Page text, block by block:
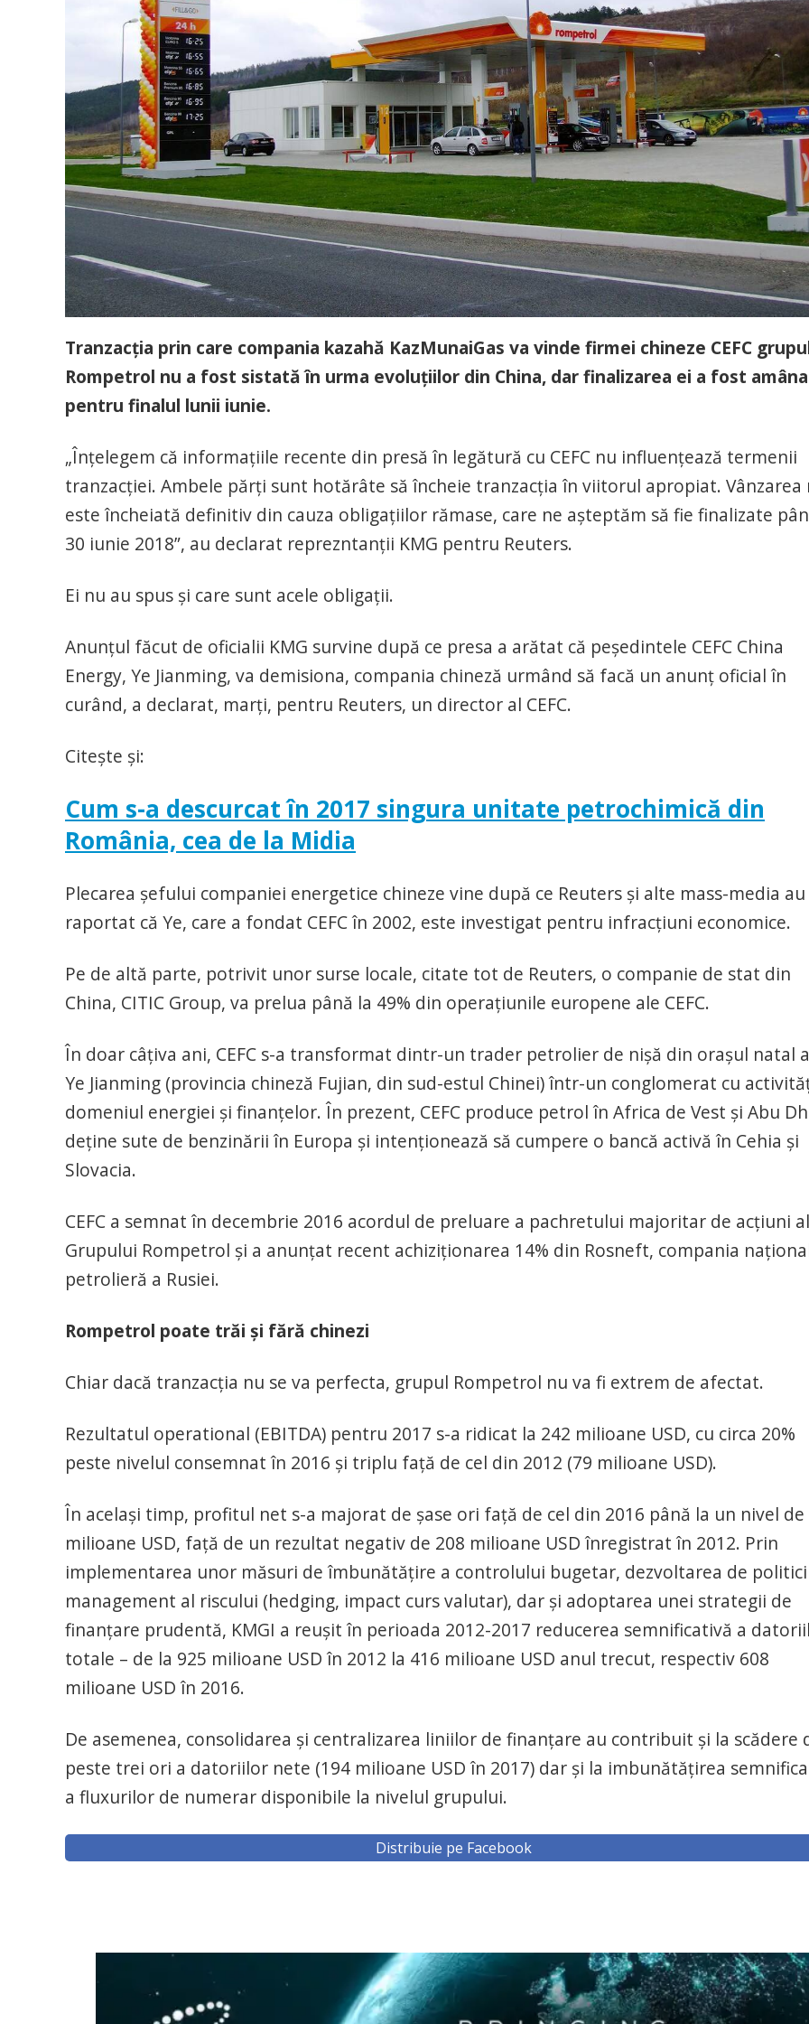
Tranzacţia prin care compania kazahă KazMunaiGas va vinde firmei chineze CEFC
Rompetrol nu a fost sistată în urma evoluţiilor din China, dar finalizarea ei a fost
pentru finalul lunii iunie.
„Înțelegem că informațiile recente din presă în legătură cu CEFC nu influențează termenii
tranzacției. Ambele părți sunt hotărâte să încheie tranzacția în viitorul apropiat. Vânzarea
este încheiată definitiv din cauza obligațiilor rămase, care ne așteptăm să fie finalizate
30 iunie 2018”, au declarat reprezntanții KMG pentru Reuters.
Ei nu au spus şi care sunt acele obligaţii.
Anunţul făcut de oficialii KMG survine după ce presa a arătat că peşedintele CEFC China
Energy, Ye Jianming, va demisiona, compania chineză urmând să facă un anunţ oficial în
curând, a declarat, marţi, pentru Reuters, un director al CEFC.
Citeşte şi:
Cum s-a descurcat în 2017 singura unitate petrochimică din
România, cea de la Midia
Plecarea şefului companiei energetice chineze vine după ce Reuters şi alte mass-media au
raportat că Ye, care a fondat CEFC în 2002, este investigat pentru infracţiuni economice.
Pe de altă parte, potrivit unor surse locale, citate tot de Reuters, o companie de stat din
China, CITIC Group, va prelua până la 49% din operaţiunile europene ale CEFC.
În doar câţiva ani, CEFC s-a transformat dintr-un trader petrolier de nişă din oraşul natal
Ye Jianming (provincia chineză Fujian, din sud-estul Chinei) într-un conglomerat cu
domeniul energiei şi finanţelor. În prezent, CEFC produce petrol în Africa de Vest şi Abu
deţine sute de benzinării în Europa şi intenţionează să cumpere o bancă activă în Cehia şi
Slovacia.
CEFC a semnat în decembrie 2016 acordul de preluare a pachretului majoritar de acţiuni al
Grupului Rompetrol şi a anunţat recent achiziţionarea 14% din Rosneft, compania
petrolieră a Rusiei.
Rompetrol poate trăi şi fără chinezi
Chiar dacă tranzacţia nu se va perfecta, grupul Rompetrol nu va fi extrem de afectat.
Rezultatul operational (EBITDA) pentru 2017 s-a ridicat la 242 milioane USD, cu circa 20%
peste nivelul consemnat în 2016 și triplu față de cel din 2012 (79 milioane USD).
În același timp, profitul net s-a majorat de șase ori față de cel din 2016 până la un nivel de
milioane USD, față de un rezultat negativ de 208 milioane USD înregistrat în 2012. Prin
implementarea unor măsuri de îmbunătățire a controlului bugetar, dezvoltarea de
management al riscului (hedging, impact curs valutar), dar și adoptarea unei strategii de
finanțare prudentă, KMGI a reușit în perioada 2012-2017 reducerea semnificativă a
totale – de la 925 milioane USD în 2012 la 416 milioane USD anul trecut, respectiv 608
milioane USD în 2016.
De asemenea, consolidarea și centralizarea liniilor de finanțare au contribuit și la scădere
peste trei ori a datoriilor nete (194 milioane USD în 2017) dar și la imbunătățirea
a fluxurilor de numerar disponibile la nivelul grupului.
Distribuie pe Facebook